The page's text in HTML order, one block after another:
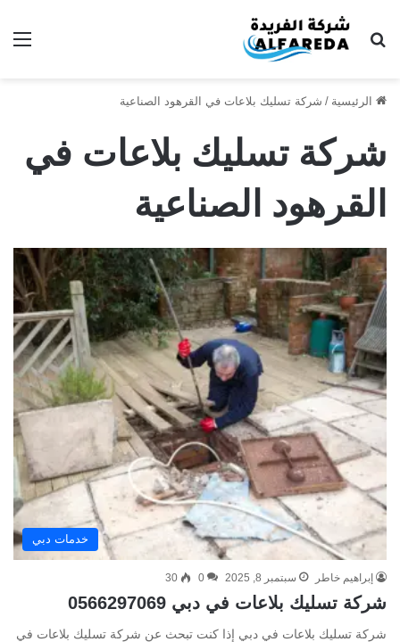
بحث عن
الرئيسية / شركة تسليك بلاعات في القرهود الصناعية
شركة تسليك بلاعات في
القرهود الصناعية
خدمات دبي
إبراهيم خاطر سبتمبر 8, 2025 0
30
شركة تسليك بلاعات في دبي 0566297069
شركة تسليك بلاعات في دبي إذا كنت تبحث عن شركة تسليك بلاعات في